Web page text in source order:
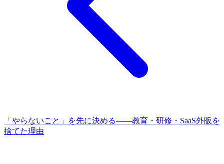
「やらないこと」を先に決める——教育・研修・SaaS外販を
捨てた理由